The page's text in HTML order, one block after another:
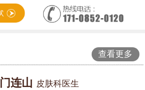
查看更多
门连山 皮肤科医生